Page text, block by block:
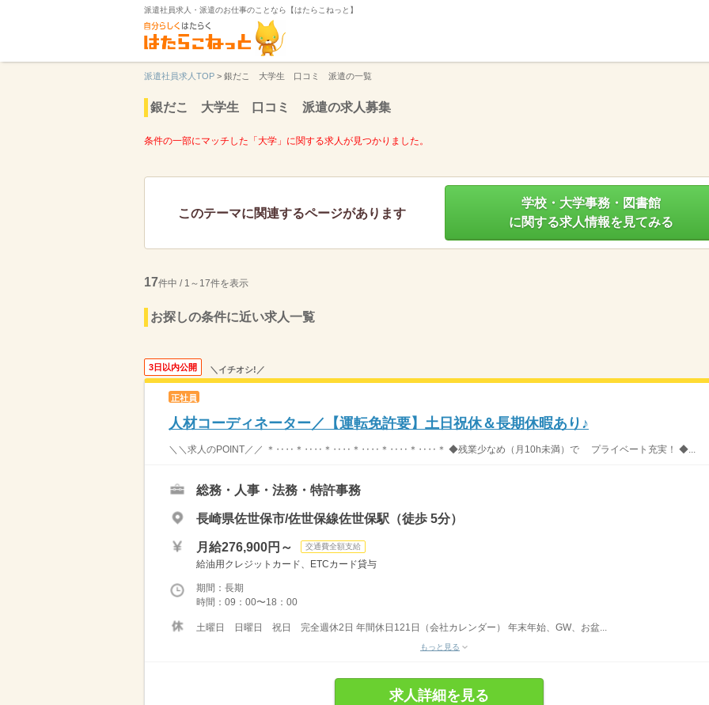
派遣社員求人・派遣のお仕事のことなら【はたらこねっと】
派遣社員求人TOP > 銀だこ 大学生 口コミ 派遣の一覧
銀だこ 大学生 口コミ 派遣の求人募集
条件の一部にマッチした「大学」に関する求人が見つかりました。
このテーマに関連するページがあります
学校・大学事務・図書館
に関する求人情報を見てみる
17件中 / 1～17件を表示
お探しの条件に近い求人一覧
3日以内公開 ＼イチオシ!／
正社員
人材コーディネーター／【運転免許要】土日祝休＆長期休暇あり♪
＼＼求人のPOINT／／ ＊‥‥＊‥‥＊‥‥＊‥‥＊‥‥＊‥‥＊ ◆残業少なめ（月10h未満）で プライベート充実！ ◆...
総務・人事・法務・特許事務
長崎県佐世保市/佐世保線佐世保駅（徒歩 5分）
月給276,900円～ 交通費全額支給
給油用クレジットカード、ETCカード貸与
期間：長期
時間：09：00〜18：00
土曜日 日曜日 祝日 完全週休2日 年間休日121日（会社カレンダー） 年末年始、GW、お盆...
もっと見る
求人詳細を見る